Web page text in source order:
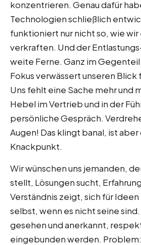
konzentrieren. Genau dafür
Technologien schließlich
funktioniert nur nicht so, wie wir
verkraften. Und der
weite Ferne. Ganz im
Fokus verwässert unseren Blick
Uns fehlt eine Sache mehr und
Hebel im Vertrieb und in der
persönliche Gespräch.
Augen! Das klingt banal, ist
Knackpunkt.
Wir wünschen uns jemanden,
stellt, Lösungen sucht,
Verständnis zeigt, sich für
selbst, wenn es nicht seine
gesehen und anerkannt,
eingebunden werden.